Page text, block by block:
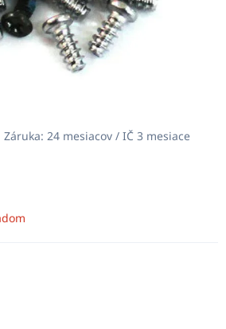
Záruka: 24 mesiacov / IČ 3 mesiace